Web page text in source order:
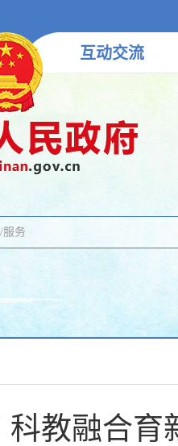
互动交流
教融合育